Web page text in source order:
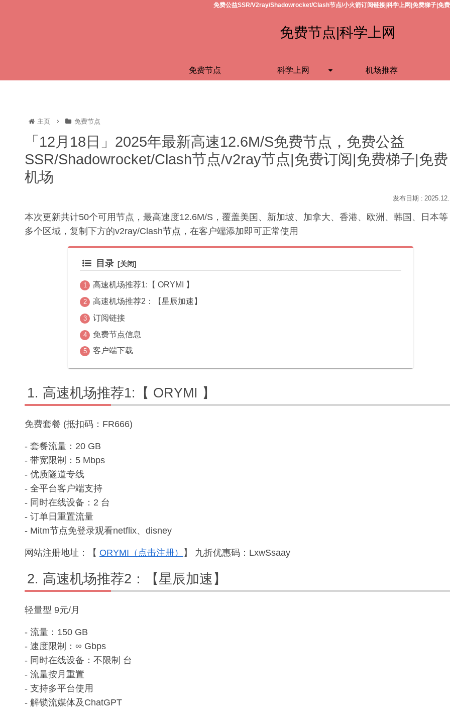
免费公益SSR/V2ray/Shadowrocket/Clash节点/小火箭订阅链接|科学上网|免费梯子|免
免费节点|科学上网
免费节点 科学上网 机场推荐
主页 免费节点
「12月18日」2025年最新高速12.6M/S免费节点，免费公益
SSR/Shadowrocket/Clash节点/v2ray节点|免费订阅|免费梯子|免费
机场
本次更新共计50个可用节点，最高速度12.6M/S，覆盖美国、新加坡、加拿大、香港、欧洲、韩国、日本等
多个区域，复制下方的v2ray/Clash节点，在客户端添加即可正常使用
目录
高速机场推荐1:【 ORYMI 】
高速机场推荐2：【星辰加速】
订阅链接
免费节点信息
客户端下载
高速机场推荐1:【 ORYMI 】
免费套餐 (抵扣码：FR666)
- 套餐流量：20 GB
- 带宽限制：5 Mbps
- 优质隧道专线
- 全平台客户端支持
- 同时在线设备：2 台
- 订单日重置流量
- Mitm节点免登录观看netflix、disney
网站注册地址：【 ORYMI（点击注册） 】 九折优惠码：LxwSsaay
高速机场推荐2：【星辰加速】
轻量型 9元/月
- 流量：150 GB
- 速度限制：∞ Gbps
- 同时在线设备：不限制 台
- 流量按月重置
- 支持多平台使用
- 解锁流媒体及ChatGPT